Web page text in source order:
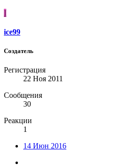
I
ice99
Создатель
Регистрация
22 Ноя 2011
Сообщения
30
Реакции
1
14 Июн 2016